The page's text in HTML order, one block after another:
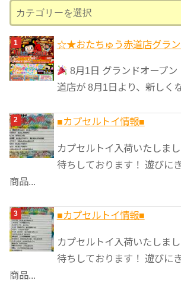
テ
ゴ
リ
ー
☆★おたちゅう赤道店グラン
8月1日 グランドオープン
道店が 8月1日より、新しく
■カプセルトイ情報■
カプセルトイ入荷いたしま
待ちしております！ 遊びに
商品...
■カプセルトイ情報■
カプセルトイ入荷いたしま
待ちしております！ 遊びに
商品...